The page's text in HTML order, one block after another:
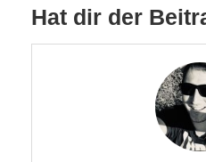
Hat dir der